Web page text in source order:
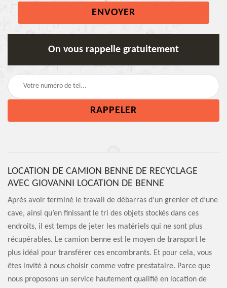
On vous rappelle gratuitement
LOCATION DE CAMION BENNE DE RECYCLAGE
AVEC GIOVANNI LOCATION DE BENNE
Après avoir terminé le travail de débarras d’un grenier et d’une
cave, ainsi qu’en finissant le tri des objets stockés dans ces
endroits, il est temps de jeter les matériels qui ne sont plus
récupérables. Le camion benne est le moyen de transport le
plus idéal pour transférer ces encombrants. Et pour cela, vous
êtes invité à nous choisir comme votre prestataire. Parce que
nous proposons un service hautement qualifié en location de